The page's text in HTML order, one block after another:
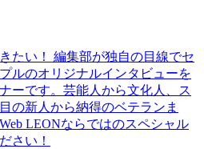
たい！ 編集部が独自の目線でセ
ルのオリジナルインタビューを
ーです。芸能人から文化人、ス
の新人から納得のベテランま
LEONならではのスペシャル
さい！